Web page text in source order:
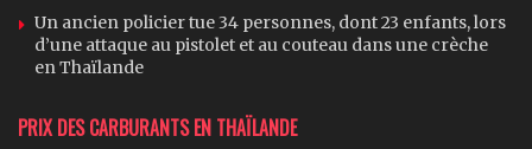
Un ancien policier tue 34 personnes, dont 23 enfants, lors
d’une attaque au pistolet et au couteau dans une crèche
en Thaïlande
PRIX DES CARBURANTS EN THAÏLANDE